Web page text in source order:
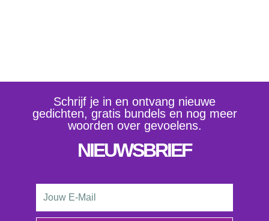
Schrijf je in en ontvang nieuwe
gedichten, gratis bundels en nog meer
woorden over gevoelens.
NIEUWSBRIEF